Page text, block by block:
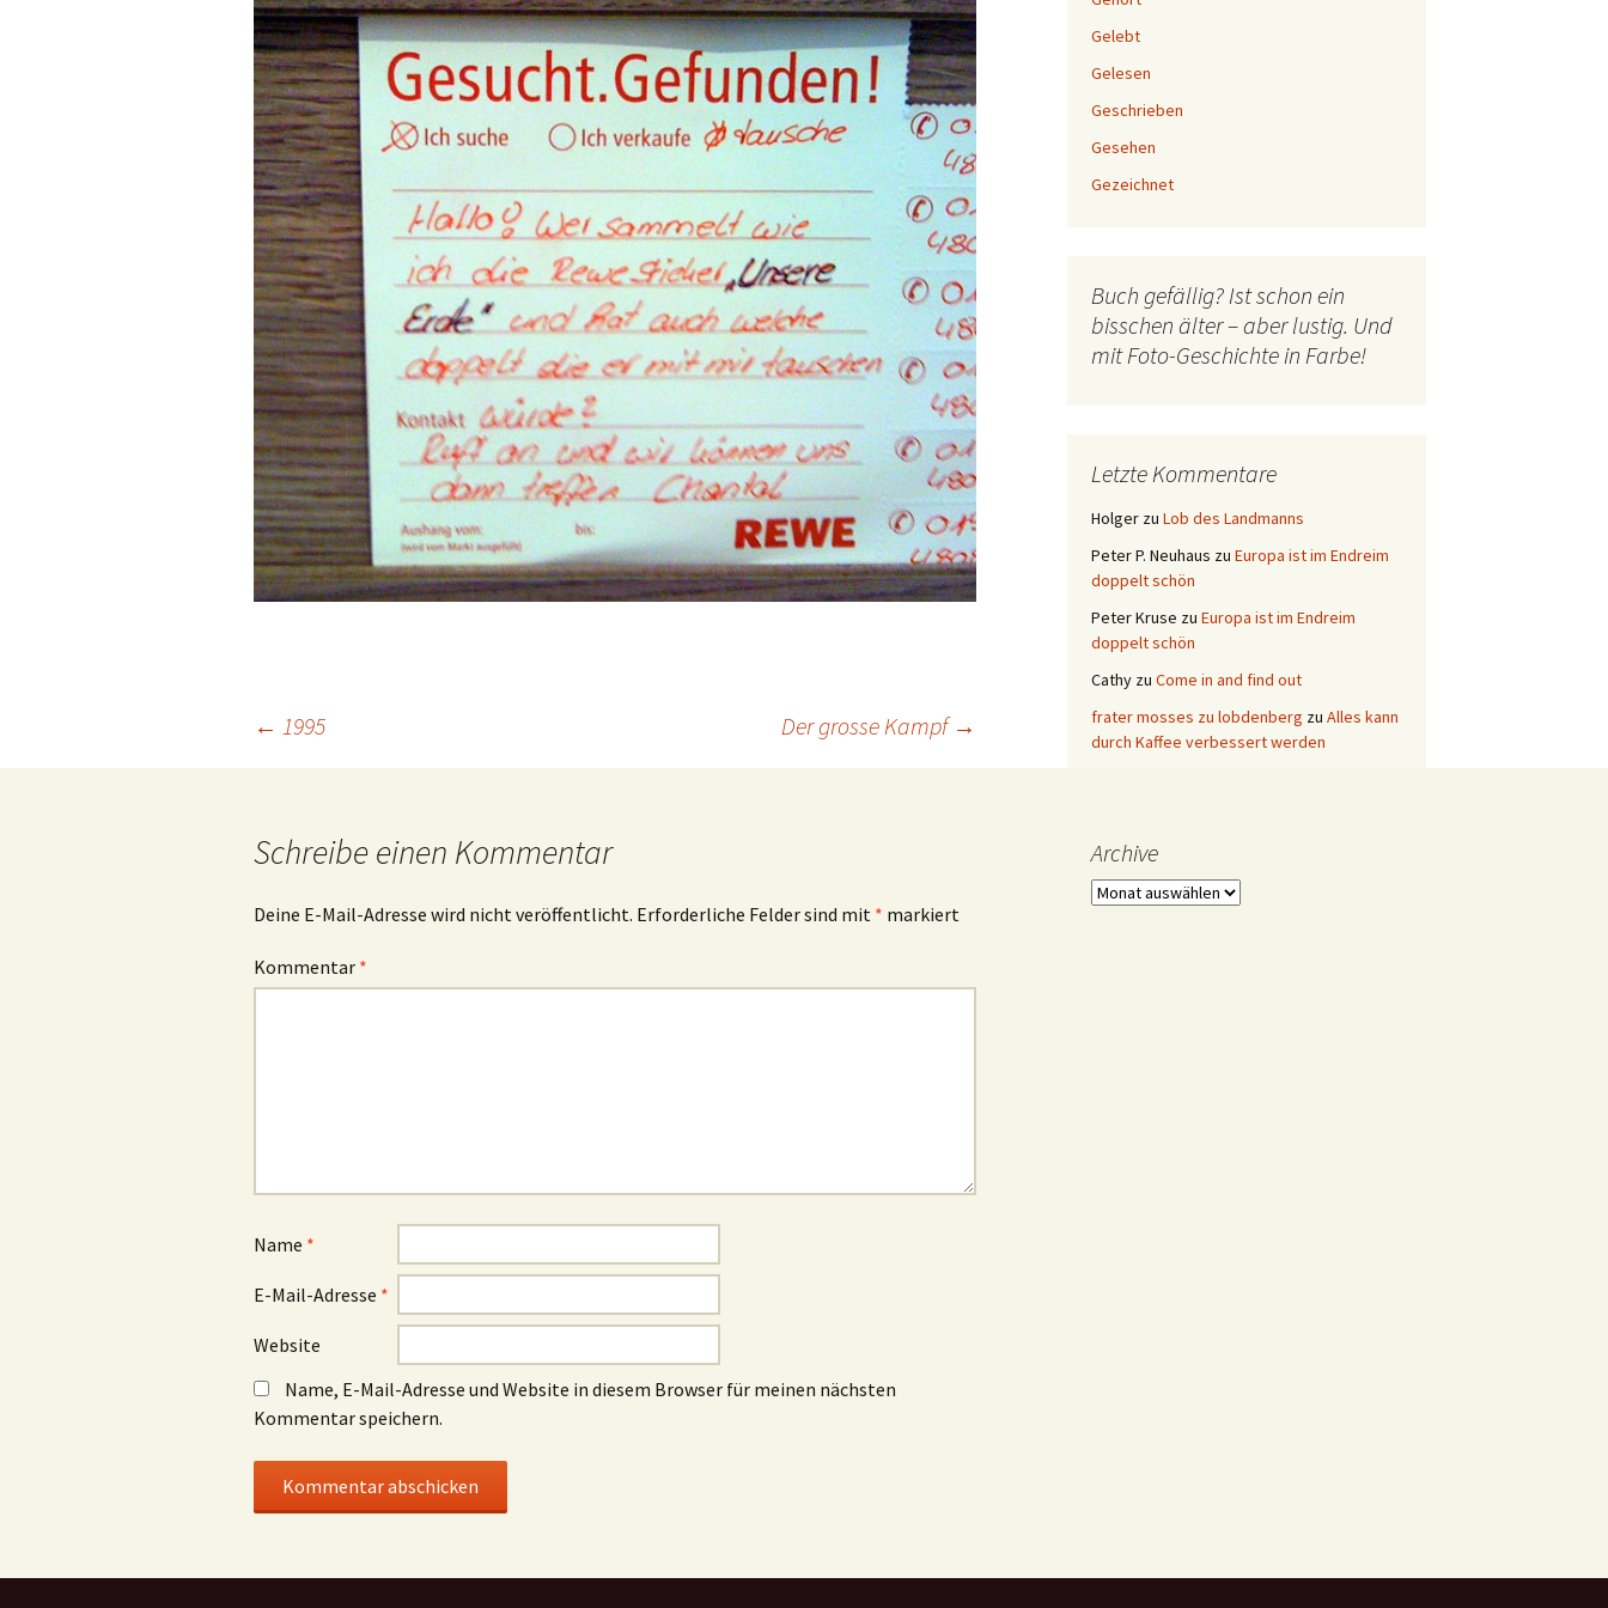
← 1995 Der grosse Kampf →
Schreibe einen Kommentar
Deine E-Mail-Adresse wird nicht veröffentlicht. Erforderliche Felder sind mit * markiert
Kommentar *
Name *
E-Mail-Adresse *
Website
Name, E-Mail-Adresse und Website in diesem Browser für meinen nächsten
Kommentar speichern.
Gelebt
Gelesen
Geschrieben
Gesehen
Gezeichnet
Buch gefällig? Ist schon ein
bisschen älter – aber lustig. Und
mit Foto-Geschichte in Farbe!
Letzte Kommentare
Holger zu Lob des Landmanns
Peter P. Neuhaus zu Europa ist im Endreim
doppelt schön
Peter Kruse zu Europa ist im Endreim
doppelt schön
Cathy zu Come in and find out
frater mosses zu lobdenberg zu Alles kann
durch Kaffee verbessert werden
Archive
Archive